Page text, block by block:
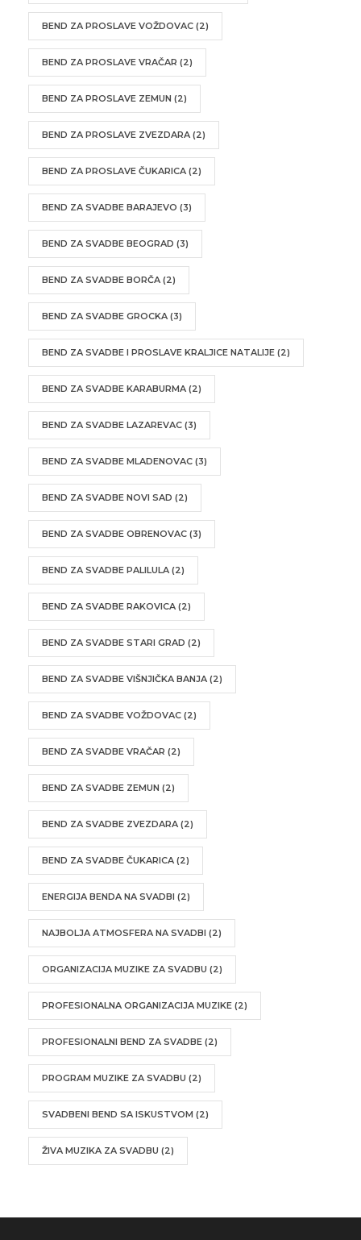
BEND ZA PROSLAVE VOŽDOVAC (2)
BEND ZA PROSLAVE VRAČAR (2)
BEND ZA PROSLAVE ZEMUN (2)
BEND ZA PROSLAVE ZVEZDARA (2)
BEND ZA PROSLAVE ČUKARICA (2)
BEND ZA SVADBE BARAJEVO (3)
BEND ZA SVADBE BEOGRAD (3)
BEND ZA SVADBE BORČA (2)
BEND ZA SVADBE GROCKA (3)
BEND ZA SVADBE I PROSLAVE KRALJICE NATALIJE (2)
BEND ZA SVADBE KARABURMA (2)
BEND ZA SVADBE LAZAREVAC (3)
BEND ZA SVADBE MLADENOVAC (3)
BEND ZA SVADBE NOVI SAD (2)
BEND ZA SVADBE OBRENOVAC (3)
BEND ZA SVADBE PALILULA (2)
BEND ZA SVADBE RAKOVICA (2)
BEND ZA SVADBE STARI GRAD (2)
BEND ZA SVADBE VIŠNJIČKA BANJA (2)
BEND ZA SVADBE VOŽDOVAC (2)
BEND ZA SVADBE VRAČAR (2)
BEND ZA SVADBE ZEMUN (2)
BEND ZA SVADBE ZVEZDARA (2)
BEND ZA SVADBE ČUKARICA (2)
ENERGIJA BENDA NA SVADBI (2)
NAJBOLJA ATMOSFERA NA SVADBI (2)
ORGANIZACIJA MUZIKE ZA SVADBU (2)
PROFESIONALNA ORGANIZACIJA MUZIKE (2)
PROFESIONALNI BEND ZA SVADBE (2)
PROGRAM MUZIKE ZA SVADBU (2)
SVADBENI BEND SA ISKUSTVOM (2)
ŽIVA MUZIKA ZA SVADBU (2)